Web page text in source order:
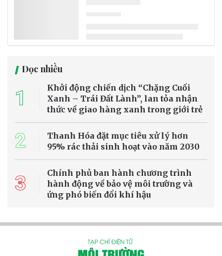
Một công ty công nghệ khí hậu tại Tây Ban Nha vừa giới thiệu thiết
bị có khả năng tạo tới 500 lít nước mỗi ngày từ không khí, kể cả ở
những khu vực khô hạn. Công nghệ mới được kỳ vọng góp phần
giải quyết tình trạng thiếu nước ngày càng nghiêm trọng do biến
đổi khí hậu, dù vẫn cần thêm thời gian để kiểm chứng hiệu quả thực
Tin Quốc tế
tốc thi công trước sức ép xử lý rác